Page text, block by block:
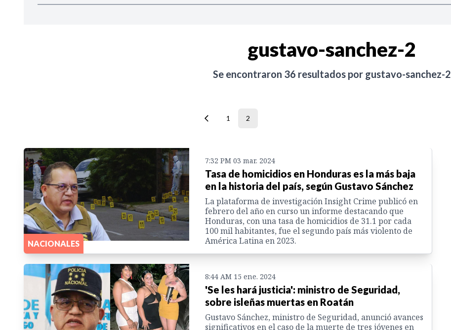
gustavo-sanchez-2
Se encontraron 36 resultados por gustavo-sanchez-2
1 2
NACIONALES
7:32 PM 03 mar. 2024
Tasa de homicidios en Honduras es la más baja
en la historia del país, según Gustavo Sánchez
La plataforma de investigación Insight Crime publicó en
febrero del año en curso un informe destacando que
Honduras, con una tasa de homicidios de 31.1 por cada
100 mil habitantes, fue el segundo país más violento de
América Latina en 2023.
8:44 AM 15 ene. 2024
'Se les hará justicia': ministro de Seguridad,
sobre isleñas muertas en Roatán
Gustavo Sánchez, ministro de Seguridad, anunció avances
significativos en el caso de la muerte de tres jóvenes en